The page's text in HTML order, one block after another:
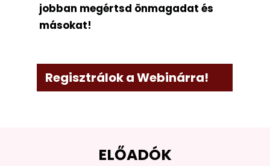
jobban megértsd önmagadat és
másokat!
Regisztrálok a Webinárra!
ELŐADÓK